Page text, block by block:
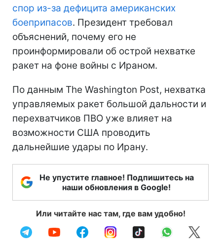
спор из-за дефицита американских
боеприпасов. Президент требовал
объяснений, почему его не
проинформировали об острой нехватке
ракет на фоне войны с Ираном.
По данным The Washington Post, нехватка
управляемых ракет большой дальности и
перехватчиков ПВО уже влияет на
возможности США проводить
дальнейшие удары по Ирану.
Не упустите главное! Подпишитесь на
наши обновления в Google!
Или читайте нас там, где вам удобно!